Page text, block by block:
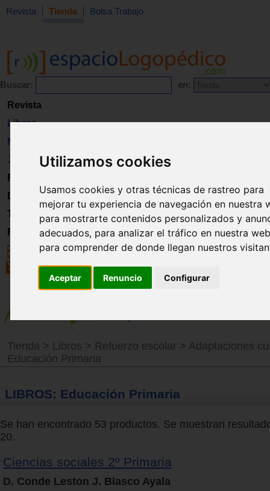
Utilizamos cookies
Usamos cookies y otras técnicas de rastreo para
mejorar tu experiencia de navegación en nuestra
para mostrarte contenidos personalizados y
adecuados, para analizar el tráfico en nuestra
para comprender de donde llegan nuestros
Aceptar Renuncio Configurar
Revista Tienda Bolsa Trabajo
Buscar: en:
Revista
Libros
Material
Juguetes
Formación
Directorio
Trabajo
Registro
Tienda > Libros > Refuerzo escolar > Adaptaciones
Educación Primaria
LIBROS: Educación Primaria
Se han encontrado 53 productos. Se muestran
20.
Ciencias sociales 2º Primaria
D. Conde Leston J. Blasco Ayala